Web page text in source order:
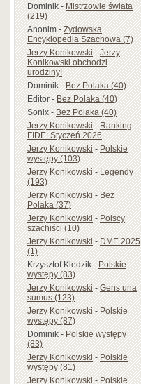
Dominik-Mistrzowie świata
(219)
Anonim-Żydowska
Encyklopedia Szachowa (7)
Jerzy Konikowski-Jerzy
Konikowski obchodzi
urodziny!
Dominik-Bez Polaka (40)
Editor-Bez Polaka (40)
Sonix-Bez Polaka (40)
Jerzy Konikowski-Ranking
FIDE: Styczeń 2026
Jerzy Konikowski-Polskie
występy (103)
Jerzy Konikowski-Legendy
(193)
Jerzy Konikowski-Bez
Polaka (37)
Jerzy Konikowski-Polscy
szachiści (10)
Jerzy Konikowski-DME 2025
(1)
Krzysztof Kledzik-Polskie
występy (83)
Jerzy Konikowski-Gens una
sumus (123)
Jerzy Konikowski-Polskie
występy (87)
Dominik-Polskie występy
(83)
Jerzy Konikowski-Polskie
występy (81)
Jerzy Konikowski-Polskie